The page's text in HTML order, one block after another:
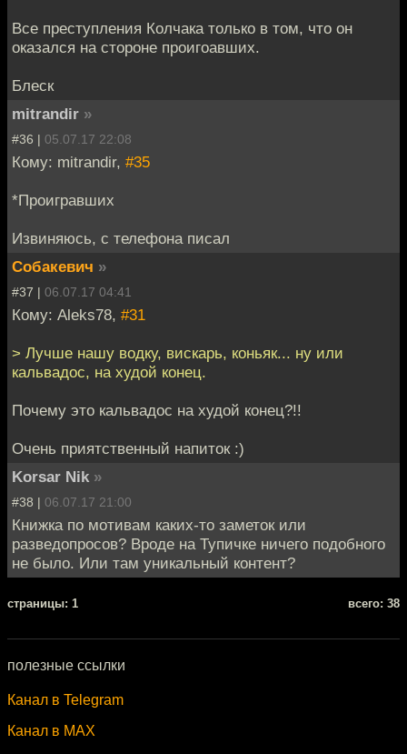
Все преступления Колчака только в том, что он
оказался на стороне проигоавших.
Блеск
mitrandir »
#36 | 05.07.17 22:08
Кому: mitrandir, #35
*Проигравших
Извиняюсь, с телефона писал
Собакевич »
#37 | 06.07.17 04:41
Кому: Aleks78, #31
> Лучше нашу водку, вискарь, коньяк... ну или
кальвадос, на худой конец.
Почему это кальвадос на худой конец?!!
Очень приятственный напиток :)
Korsar Nik »
#38 | 06.07.17 21:00
Книжка по мотивам каких-то заметок или
разведопросов? Вроде на Тупичке ничего подобного
не было. Или там уникальный контент?
cтраницы: 1 всего: 38
полезные ссылки
Канал в Telegram
Канал в MAX